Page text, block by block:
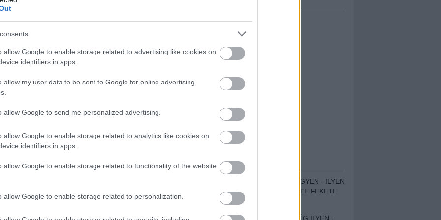
allow Google to enable storage related to advertising like cookies on
identifiers in apps.
allow my user data to be sent to Google for online advertising
allow Google to send me personalized advertising.
allow Google to enable storage related to analytics like cookies on
identifiers in apps.
allow Google to enable storage related to functionality of the website
allow Google to enable storage related to personalization.
még nem unjuk az óriási felhajtást
röhögni az egyre több paródiavideón és
pár napon belül mi is gyűlölni fogunk már
és az Irigy Hónaljmirigy verziója is, jó három
három paródiavideót, egyikben Kasza Tibi
FM-es Polgár Peti süti el a létező összes
személyes kedvencünket ByeAxeltől, amin
TOVÁBB
BESZÁMOLÓK
ZENÉS TÁBOR A HEGYEN - ILYEN
VOLT A VÍRUS SZÜLTE FEKETE
ZAJ FESZTIVÁL
SOHA NEM VOLT MÉG ILYEN -